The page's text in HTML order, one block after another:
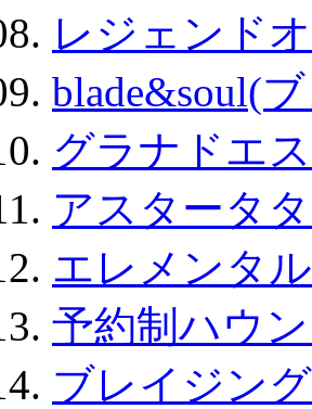
レジェンド
blade&soul(
グラナドエ
アスタータ
エレメンタ
予約制ハウ
ブレイジン